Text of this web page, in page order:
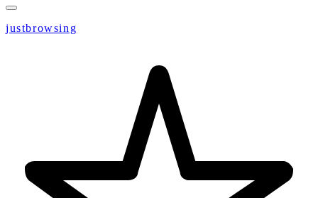
justbrowsing